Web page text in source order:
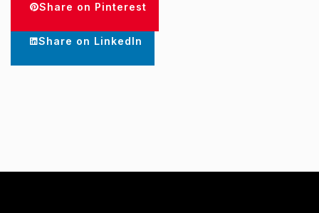
Share on Pinterest
Share on LinkedIn